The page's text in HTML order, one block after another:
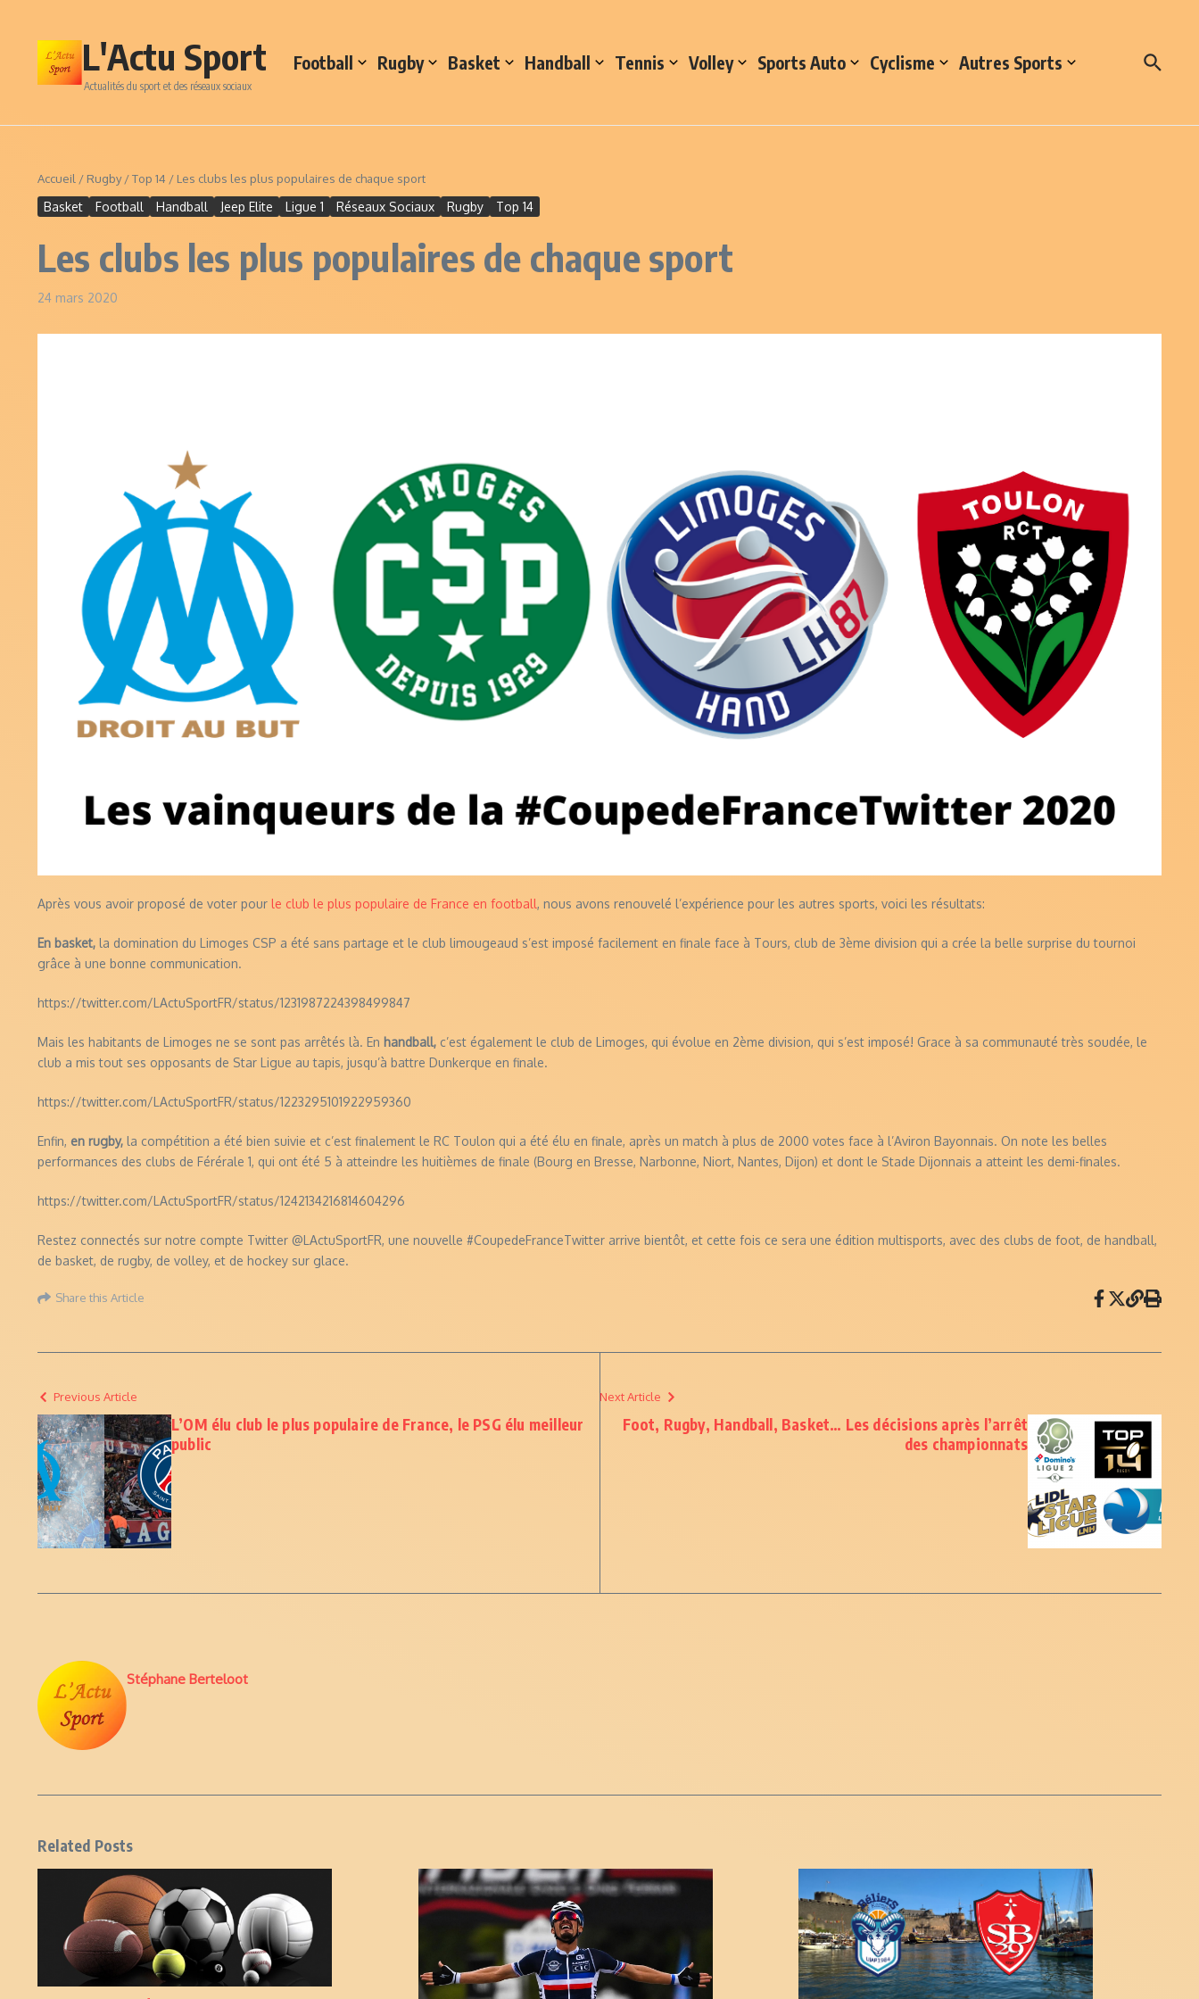
L'Actu Sport
Actualités du sport et des réseaux sociaux
Football Rugby Basket Handball Tennis Volley Sports Auto Cyclisme Autres Sports
Accueil / Rugby/Top 14 / Les clubs les plus populaires de chaque sport
Basket Football Handball Jeep Elite Ligue 1 Réseaux Sociaux Rugby Top 14
Les clubs les plus populaires de chaque sport
24 mars 2020
Après vous avoir proposé de voter pour le club le plus populaire de France en football, nous avons renouvelé l’expérience pour les autres sports, voici les résultats:
En basket, la domination du Limoges CSP a été sans partage et le club limougeaud s’est imposé facilement en finale face à Tours, club de 3ème division qui a crée la belle surprise du tournoi
grâce à une bonne communication.
https://twitter.com/LActuSportFR/status/1231987224398499847
Mais les habitants de Limoges ne se sont pas arrêtés là. En handball, c’est également le club de Limoges, qui évolue en 2ème division, qui s’est imposé! Grace à sa communauté très soudée, le
club a mis tout ses opposants de Star Ligue au tapis, jusqu’à battre Dunkerque en finale.
https://twitter.com/LActuSportFR/status/1223295101922959360
Enfin, en rugby, la compétition a été bien suivie et c’est finalement le RC Toulon qui a été élu en finale, après un match à plus de 2000 votes face à l’Aviron Bayonnais. On note les belles
performances des clubs de Férérale 1, qui ont été 5 à atteindre les huitièmes de finale (Bourg en Bresse, Narbonne, Niort, Nantes, Dijon) et dont le Stade Dijonnais a atteint les demi-finales.
https://twitter.com/LActuSportFR/status/1242134216814604296
Restez connectés sur notre compte Twitter @LActuSportFR, une nouvelle #CoupedeFranceTwitter arrive bientôt, et cette fois ce sera une édition multisports, avec des clubs de foot, de handball,
de basket, de rugby, de volley, et de hockey sur glace.
Share this Article
Previous Article
L’OM élu club le plus populaire de France, le PSG élu meilleur
public
Next Article
Foot, Rugby, Handball, Basket… Les décisions après l’arrêt
des championnats
Stéphane Berteloot
Related Posts